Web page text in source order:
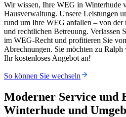
Wir wissen, Ihre WEG in Winterhude
Hausverwaltung. Unsere Leistungen
rund um Ihre WEG anfallen – von der
und rechtlichen Betreuung. Verlassen
im WEG-Recht und profitieren Sie
Abrechnungen. Sie möchten zu Ralph
Ihr kostenloses Angebot an!
So können Sie wechseln
Moderner Service und
Winterhude und